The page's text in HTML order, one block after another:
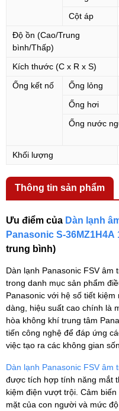
Cột áp
Độ ồn (Cao/Trung
bình/Thấp)
Kích thước (C x R x S)
Ống kết nố
Ống lỏng
Ống hơi
Ống nước
Khối lượng
Thông tin sản phẩm
Ưu điểm của Dàn lạnh
Panasonic S-36MZ1H4A
trung bình)
Dàn lạnh Panasonic FSV âm
trong danh mục sản phẩm
Panasonic với hệ số tiết
dàng, hiệu suất cao chính là
hòa không khí trung tâm
tiến công nghệ để đáp ứng
việc tạo ra các không gian
Dàn lạnh Panasonic FSV âm
được tích hợp tính năng mắt
kiệm điện vượt trội. Cảm
mặt của con người và mức